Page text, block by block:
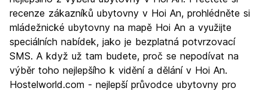
Noční život
7.0
Hodnota za peníze
recenze zákazníků ubytovny v Hoi An, prohlédněte si
mládežnické ubytovny na mapě Hoi An a využijte
speciálních nabídek, jako je bezplatná potvrzovací
SMS. A když už tam budete, proč se nepodívat na
výběr toho nejlepšího k vidění a dělání v Hoi An.
Hostelworld.com - nejlepší průvodce ubytovny pro